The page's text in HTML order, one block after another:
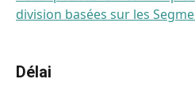
division basées sur les
Délai